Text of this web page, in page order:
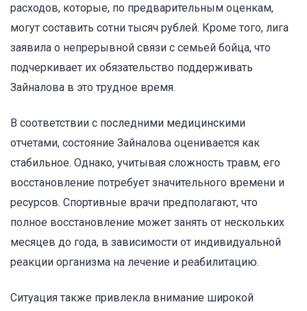
расходов, которые, по предварительным оценкам,
могут составить сотни тысяч рублей. Кроме того, лига
заявила о непрерывной связи с семьей бойца, что
подчеркивает их обязательство поддерживать
Зайналова в это трудное время.
В соответствии с последними медицинскими
отчетами, состояние Зайналова оценивается как
стабильное. Однако, учитывая сложность травм, его
восстановление потребует значительного времени и
ресурсов. Спортивные врачи предполагают, что
полное восстановление может занять от нескольких
месяцев до года, в зависимости от индивидуальной
реакции организма на лечение и реабилитацию.
Ситуация также привлекла внимание широкой